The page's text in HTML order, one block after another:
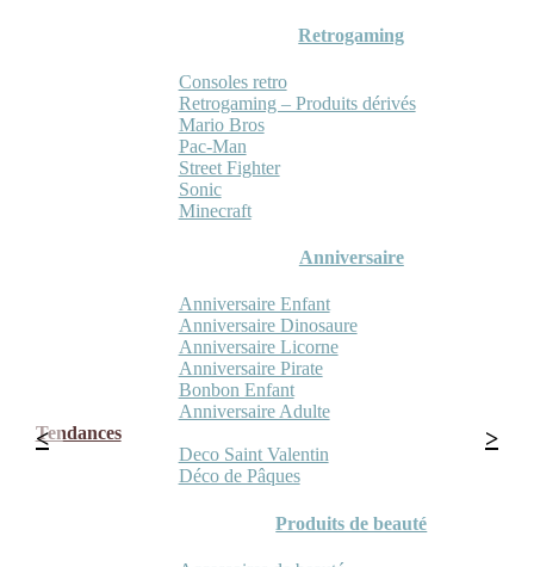
Retrogaming
Consoles retro
Retrogaming – Produits dérivés
Mario Bros
Pac-Man
Street Fighter
Sonic
Minecraft
Anniversaire
Anniversaire Enfant
Anniversaire Dinosaure
Anniversaire Licorne
Anniversaire Pirate
Bonbon Enfant
Anniversaire Adulte
Tendances
Deco Saint Valentin
Déco de Pâques
Produits de beauté